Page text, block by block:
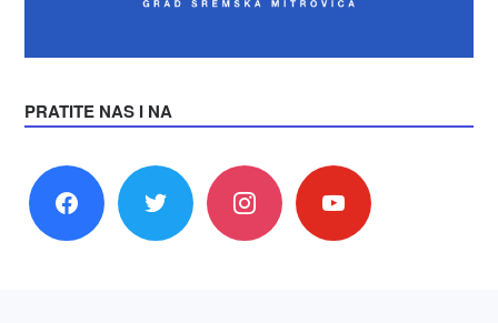
PRATITE NAS I NA
facebook twitter instagram youtube